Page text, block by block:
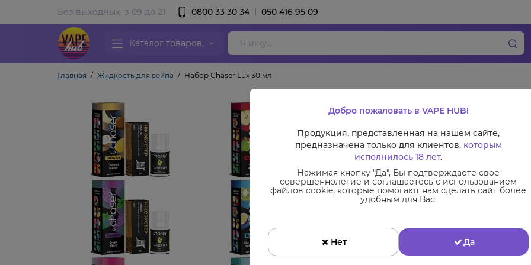
Без выходных, з 09 до 21 0800 33 30 34 050 416 95 09
Каталог товаров
Главная Жидкость для вейпа Набор Chaser Lux 30 мл
Набор Chaser Lux
Добро пожаловать в VAPE HUB!
Продукция, представленная на нашем сайте,
предназначена только для клиентов, которым
исполнилось 18 лет.
Нажимая кнопку "Да", Вы подтверждаете свое
совершеннолетие и соглашаетесь с использованием
файлов cookie, которые помогают нам сделать сайт более
удобным для Вас.
Нет Да